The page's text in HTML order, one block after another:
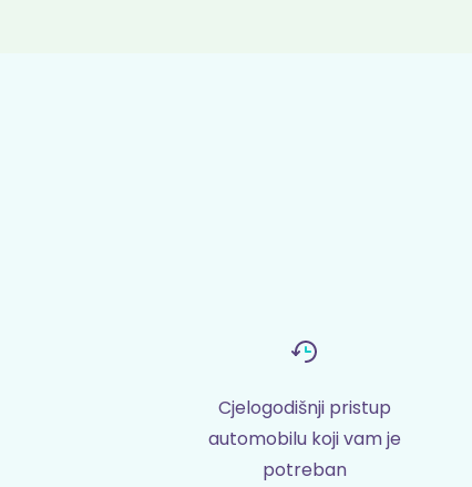
Cjelogodišnji pristup
automobilu koji vam je
potreban